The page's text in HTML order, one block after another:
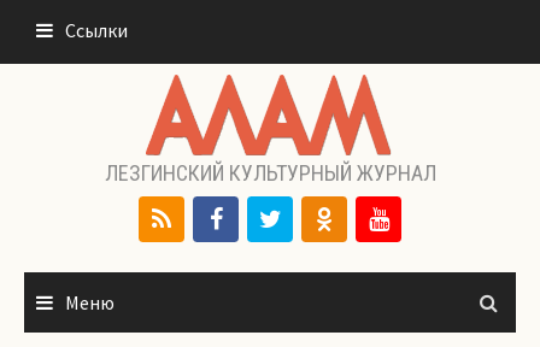
содержимому
Ссылки
ЛЕЗГИНСКИЙ КУЛЬТУРНЫЙ ЖУРНАЛ
Меню